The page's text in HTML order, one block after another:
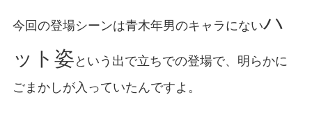
今回の登場シーンは青木年男のキャラにないハ
ット姿 という出で立ちでの登場で、明らかに
ごまかしが入っていたんですよ。